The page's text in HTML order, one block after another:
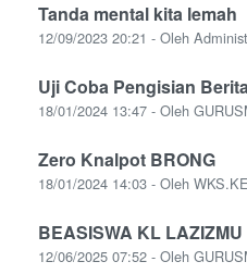
Tanda mental kita lemah
12/09/2023 20:21 - Oleh
Uji Coba Pengisian
18/01/2024 13:47 - Oleh
Zero Knalpot BRONG
18/01/2024 14:03 - Oleh
BEASISWA KL LAZIZMU
12/06/2025 07:52 - Oleh